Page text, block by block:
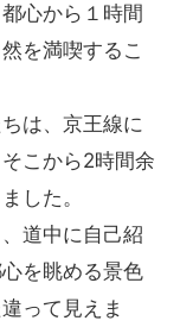
心から１時間
を満喫するこ
は、京王線に
こから2時間余
した。
道中に自己紹
を眺める景色
って見えま